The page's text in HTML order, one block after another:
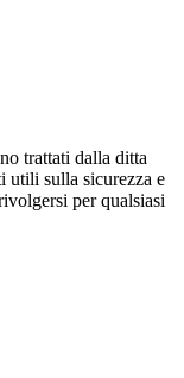
trattati dalla ditta
utili sulla sicurezza e
per qualsiasi